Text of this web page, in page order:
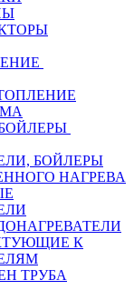
БОЙЛЕРЫ
НАГРЕВА
К
ТРУБА